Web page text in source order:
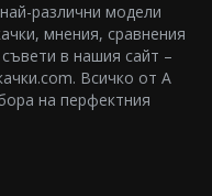
различни модели
мнения, сравнения
в нашия сайт –
Всичко от А
на перфектния